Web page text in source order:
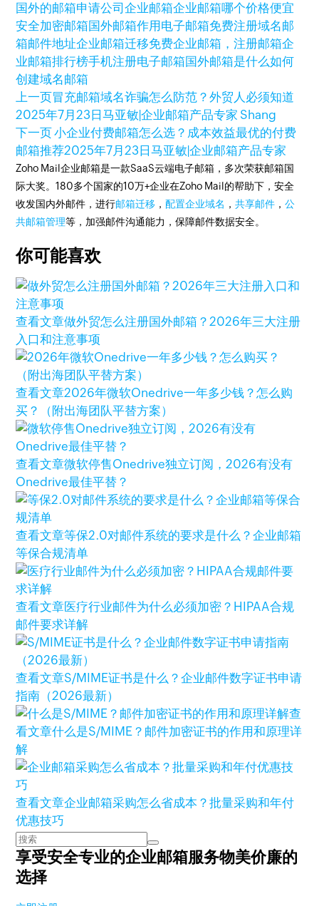
国外的邮箱申请公司企业邮箱企业邮箱哪个价格便宜
安全加密邮箱国外邮箱作用 电子邮箱免费注册域名邮
箱邮件地址企业邮箱迁移免费企业邮箱，注册邮箱企
业邮箱排行榜手机注册电子邮箱国外邮箱是什么如何
创建域名邮箱
上一页冒充邮箱域名诈骗怎么防范？外贸人必须知道
2025年7月23日马亚敏|企业邮箱产品专家 Shang
下一页小企业付费邮箱怎么选？成本效益最优的付费
邮箱推荐2025年7月23日马亚敏|企业邮箱产品专家
Zoho Mail企业邮箱是一款SaaS云端电子邮箱，多次荣获邮箱国
际大奖。180多个国家的10万+企业在Zoho Mail的帮助下，安全
收发国内外邮件，进行邮箱迁移 ，配置企业域名 ，共享邮件 ，公
共邮箱管理等，加强邮件沟通能力，保障邮件数据安全。
你可能喜欢
查看文章做外贸怎么注册国外邮箱？2026年三大注册
入口和注意事项
查看文章2026年微软Onedrive一年多少钱？怎么购
买？（附出海团队平替方案）
查看文章微软停售Onedrive独立订阅，2026有没有
Onedrive最佳平替？
查看文章等保2.0对邮件系统的要求是什么？企业邮箱
等保合规清单
查看文章医疗行业邮件为什么必须加密？HIPAA合规
邮件要求详解
查看文章S/MIME证书是什么？企业邮件数字证书申请
指南（2026最新）
查
看文章什么是S/MIME？邮件加密证书的作用和原理详
解
查看文章企业邮箱采购怎么省成本？批量采购和年付
优惠技巧
享受安全专业的企业邮箱服务物美价廉的
选择